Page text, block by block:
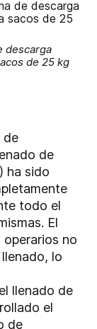
descarga
de 25 kg
de
de
ha sido
todo el
El
no
lo
llenado de
el
de